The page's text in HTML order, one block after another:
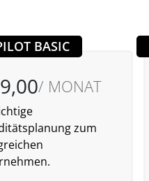
BASIC
/ MONAT
zum